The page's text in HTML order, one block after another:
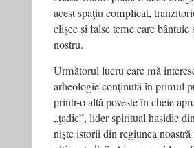
acest spaţiu complicat,
clișee și false teme care
nostru.
Următorul lucru care mă
arheologie conţinută în primul
printr-o altă poveste în cheie
„ţadic”, lider spiritual hasidic
niște istorii din regiunea